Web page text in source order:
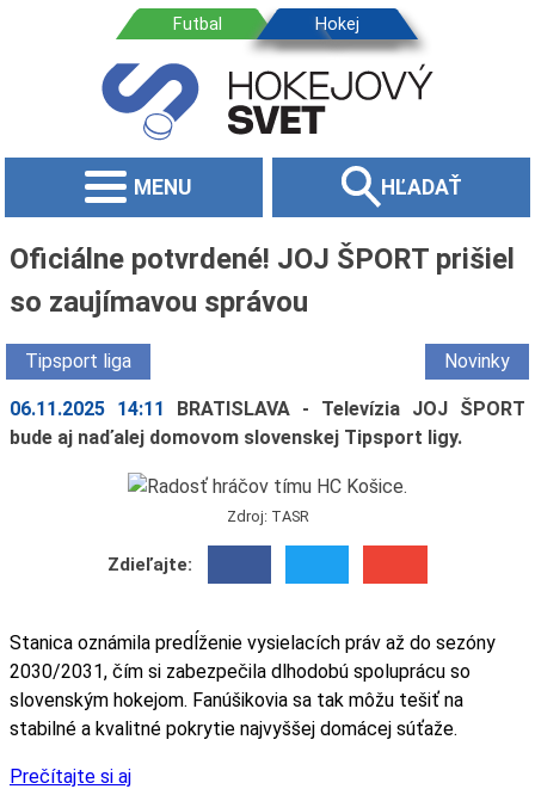
MENU HĽADAŤ
Oficiálne potvrdené! JOJ ŠPORT prišiel
so zaujímavou správou
Tipsport liga Novinky
06.11.2025 14:11
BRATISLAVA - Televízia JOJ ŠPORT
bude aj naďalej domovom slovenskej Tipsport ligy.
Zdroj: TASR
Zdieľajte:
Stanica oznámila predĺženie vysielacích práv až do sezóny
2030/2031, čím si zabezpečila dlhodobú spoluprácu so
slovenským hokejom. Fanúšikovia sa tak môžu tešiť na
stabilné a kvalitné pokrytie najvyššej domácej súťaže.
Prečítajte si aj